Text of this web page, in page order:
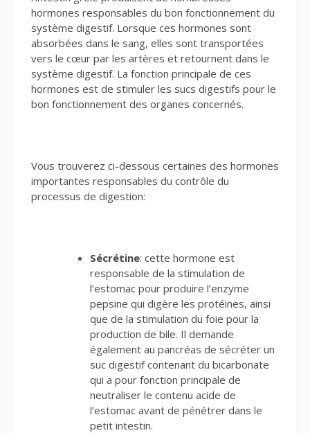
hormones responsables du bon fonctionnement du
système digestif. Lorsque ces hormones sont
absorbées dans le sang, elles sont transportées
vers le cœur par les artères et retournent dans le
système digestif. La fonction principale de ces
hormones est de stimuler les sucs digestifs pour le
bon fonctionnement des organes concernés.
Vous trouverez ci-dessous certaines des hormones
importantes responsables du contrôle du
processus de digestion:
Sécrétine: cette hormone est
responsable de la stimulation de
l’estomac pour produire l’enzyme
pepsine qui digère les protéines, ainsi
que de la stimulation du foie pour la
production de bile. Il demande
également au pancréas de sécréter un
suc digestif contenant du bicarbonate
qui a pour fonction principale de
neutraliser le contenu acide de
l’estomac avant de pénétrer dans le
petit intestin.